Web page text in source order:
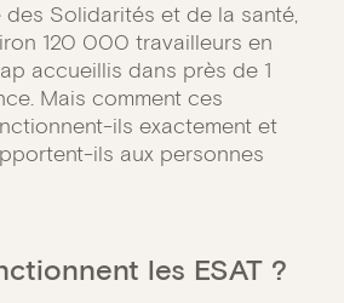
Solidarités et de la santé,
120 000 travailleurs en
accueillis dans près de 1
Mais comment ces
ils exactement et
ils aux personnes
les ESAT ?